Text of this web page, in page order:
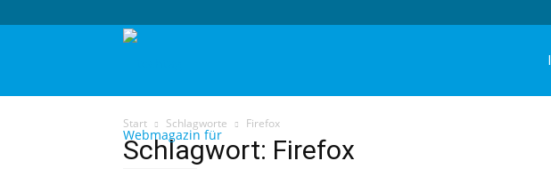
Start Schlagworte Firefox
Schlagwort: Firefox